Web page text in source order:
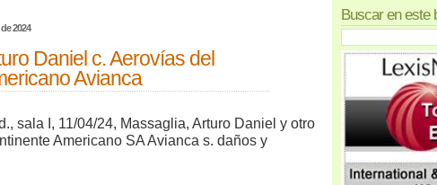
2024
Daniel c. Aerovías del
Avianca
sala I, 11/04/24, Massaglia, Arturo Daniel y otro
Americano SA Avianca s. daños y
Buscar en este